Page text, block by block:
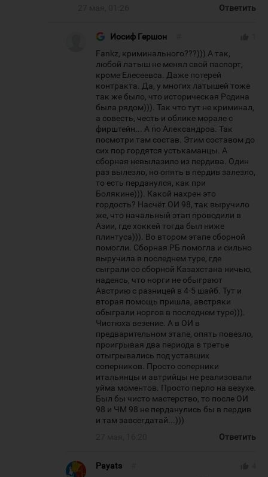
Ответить
Иосиф Гершон
Fankz, криминального???))) А так,
любой латыш не менял свой паспорт,
кроме Елесеевса. Даже потерей
контракта. Да, у многих латышей тоже
так же было, что историческая Родина
была рядом))). Так что тут не криминал,
а совесть, честь и облике морале с
фирштейн... А по Александров. Так
посмотри там состав. Этим составом до
сих пор гордятся устькаманцы. А
сборная невылазило из пердива. Один
раз вылезло, но опять в пердив залезло,
то есть перданулся, как при
Болякине))). Какой нахрен это
гордость? Насчёт ОИ 98, так выручило
же, что начальный этап проводили в
Азии, где хоккей тогда был ниже
плинтуса))). Во втором этапе сборной
помогли. Сборная РБ помогла и сильно
выручила в последнем туре, где
сыграли со сборной Казахстана ничью,
надеясь, что норги не обыграют
Австрию с разницей в 4-5 шайб. Тут и
вторая помощь пришла, австряки
обыграли норгов в последнем туре))).
Чистюха везение. А в ОИ в
предварительном этапе, опять повезло,
проигрывая два периода в третье
отыгрывались под уставших
соперников. Просто соперники
итальянцы и автрийцы не реализовали
уйма моментов. Просто перло на везухе.
Был бы чисто мастерство, то после ОИ
98 и ЧМ 98 не перданулись бы в пердив
и там завсегдатай...)))
Ответить
Payats